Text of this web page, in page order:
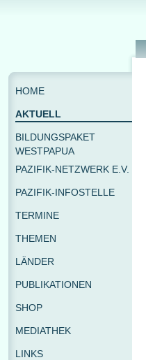
HOME
AKTUELL
BILDUNGSPAKET
WESTPAPUA
PAZIFIK-NETZWERK E.V.
PAZIFIK-INFOSTELLE
TERMINE
THEMEN
LÄNDER
PUBLIKATIONEN
SHOP
MEDIATHEK
LINKS